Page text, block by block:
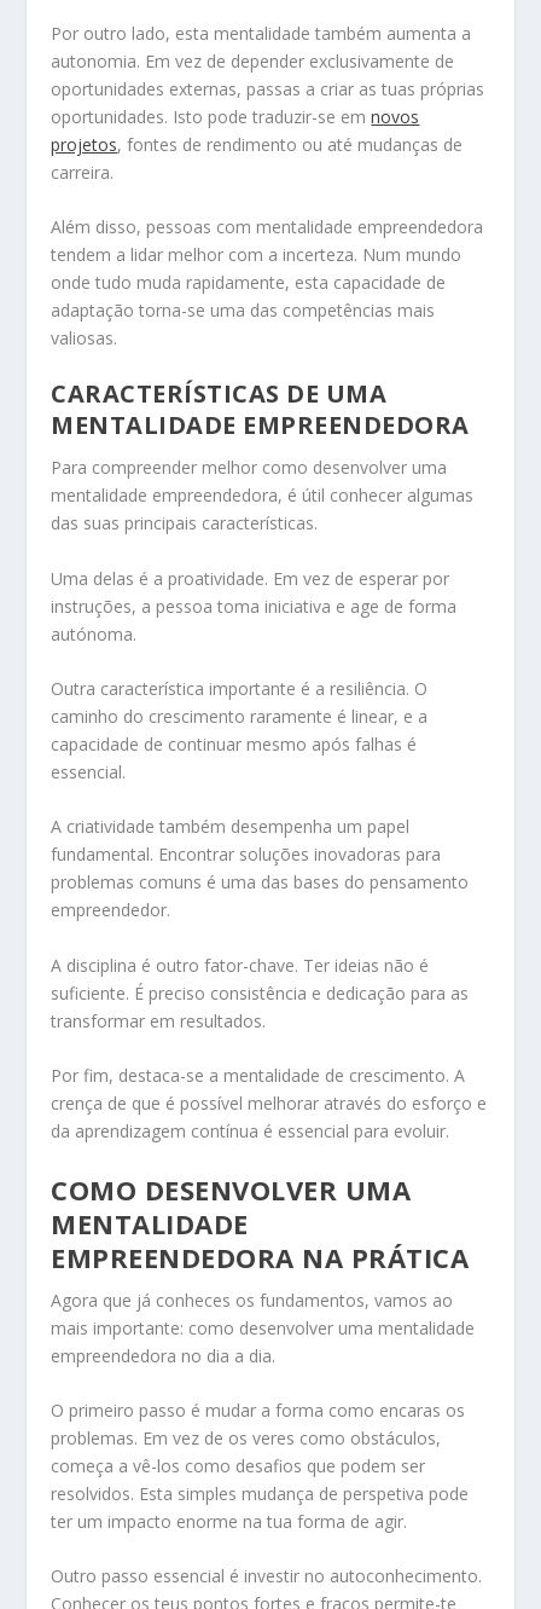
Por outro lado, esta mentalidade também aumenta a
autonomia. Em vez de depender exclusivamente de
oportunidades externas, passas a criar as tuas próprias
oportunidades. Isto pode traduzir-se emnovos
projetos, fontes de rendimento ou até mudanças de
carreira.
Além disso, pessoas com mentalidade empreendedora
tendem a lidar melhor com a incerteza. Num mundo
onde tudo muda rapidamente, esta capacidade de
adaptação torna-se uma das competências mais
valiosas.
CARACTERÍSTICAS DE UMA
MENTALIDADE EMPREENDEDORA
Para compreender melhor como desenvolver uma
mentalidade empreendedora, é útil conhecer algumas
das suas principais características.
Uma delas é a proatividade. Em vez de esperar por
instruções, a pessoa toma iniciativa e age de forma
autónoma.
Outra característica importante é a resiliência. O
caminho do crescimento raramente é linear, e a
capacidade de continuar mesmo após falhas é
essencial.
A criatividade também desempenha um papel
fundamental. Encontrar soluções inovadoras para
problemas comuns é uma das bases do pensamento
empreendedor.
A disciplina é outro fator-chave. Ter ideias não é
suficiente. É preciso consistência e dedicação para as
transformar em resultados.
Por fim, destaca-se a mentalidade de crescimento. A
crença de que é possível melhorar através do esforço e
da aprendizagem contínua é essencial para evoluir.
COMO DESENVOLVER UMA
MENTALIDADE
EMPREENDEDORA NA PRÁTICA
Agora que já conheces os fundamentos, vamos ao
mais importante: como desenvolver uma mentalidade
empreendedora no dia a dia.
O primeiro passo é mudar a forma como encaras os
problemas. Em vez de os veres como obstáculos,
começa a vê-los como desafios que podem ser
resolvidos. Esta simples mudança de perspetiva pode
ter um impacto enorme na tua forma de agir.
Outro passo essencial é investir no autoconhecimento.
Conhecer os teus pontos fortes e fracos permite-te